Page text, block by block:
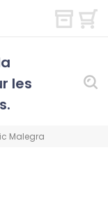
les
Malegra